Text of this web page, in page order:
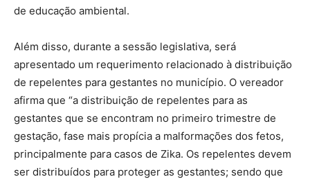
de educação ambiental.
Além disso, durante a sessão legislativa, será
apresentado um requerimento relacionado à distribuição
de repelentes para gestantes no município. O vereador
afirma que “a distribuição de repelentes para as
gestantes que se encontram no primeiro trimestre de
gestação, fase mais propícia a malformações dos fetos,
principalmente para casos de Zika. Os repelentes devem
ser distribuídos para proteger as gestantes; sendo que